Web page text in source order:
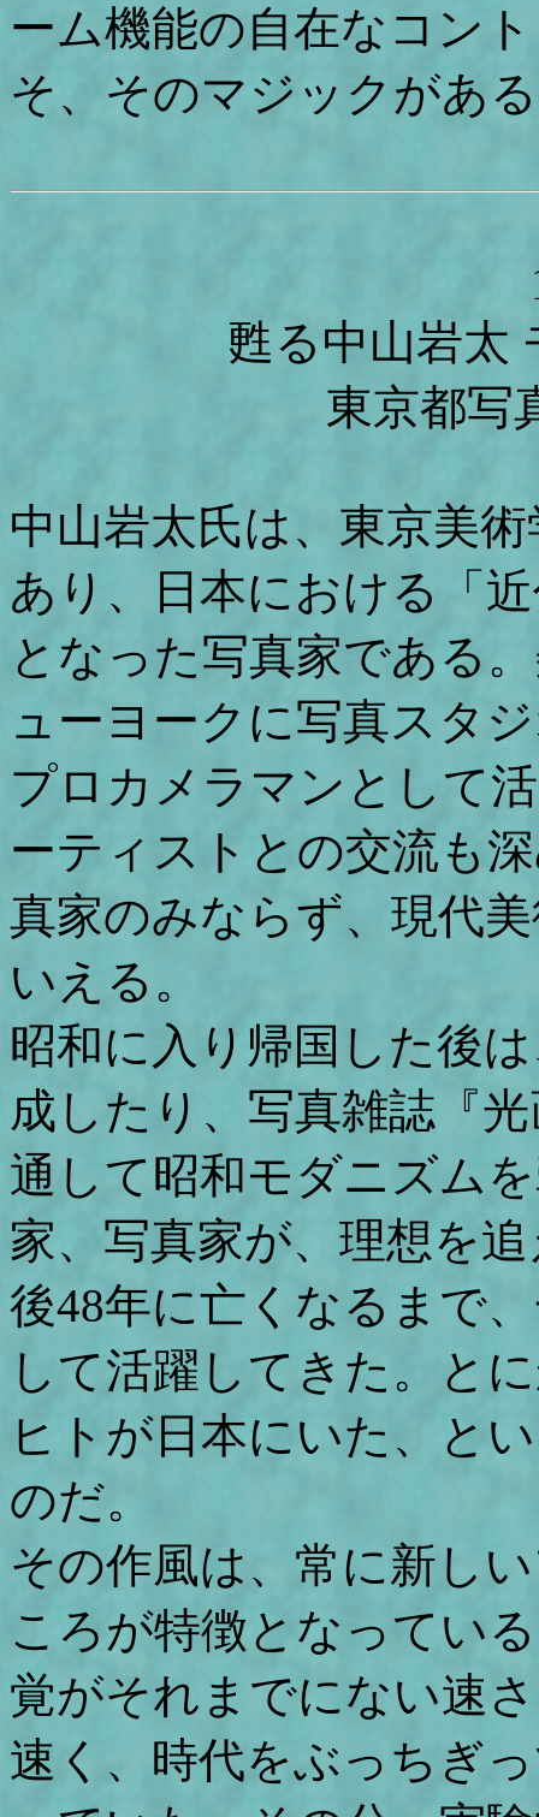
ーム機能の自在なコン
そ、そのマジックがあ
甦る中山岩太
東京都写
中山岩太氏は、東京美
あり、日本における「
となった写真家である
ューヨークに写真スタ
プロカメラマンとして
ーティストとの交流も
真家のみならず、現代
いえる。
昭和に入り帰国した後
成したり、写真雑誌『
通して昭和モダニズム
家、写真家が、理想を
後48年に亡くなるまで
して活躍してきた。と
ヒトが日本にいた、と
のだ。
その作風は、常に新し
ころが特徴となってい
覚がそれまでにない速
速く、時代をぶっちぎ